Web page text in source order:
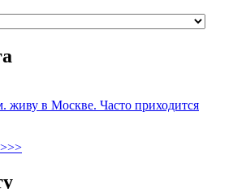
живу в Москве. Часто приходится